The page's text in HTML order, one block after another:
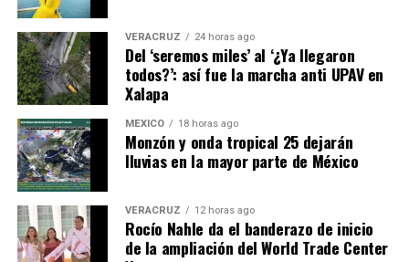
VERACRUZ 24 horas ago
Del ‘seremos miles’ al ‘¿Ya llegaron
todos?’: así fue la marcha anti UPAV en
Xalapa
MÉXICO 18 horas ago
Monzón y onda tropical 25 dejarán
lluvias en la mayor parte de México
VERACRUZ 12 horas ago
Rocío Nahle da el banderazo de inicio
de la ampliación del World Trade Center